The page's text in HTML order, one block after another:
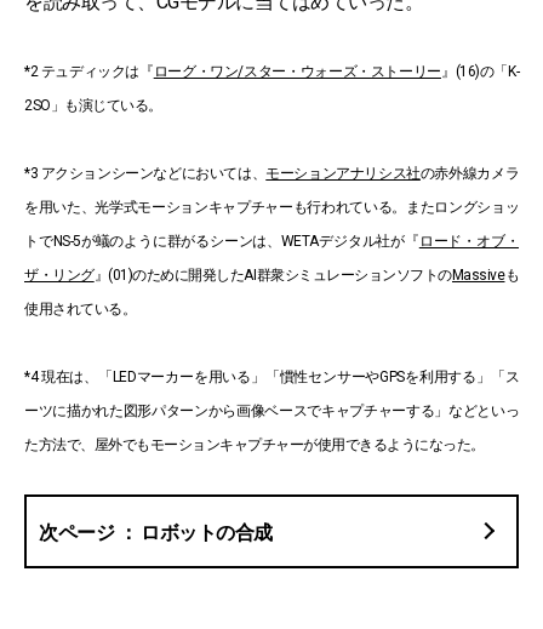
*2 テュディックは『 ローグ・ワン/スター・ウォーズ・ストーリー 』(16)の「K-
2SO」も演じている。
*3 アクションシーンなどにおいては、 モーションアナリシス社の赤外線カメラ
を用いた、光学式モーションキャプチャーも行われている。またロングショッ
トでNS-5が蟻のように群がるシーンは、WETAデジタル社が『 ロード・オブ・
ザ・リング』(01)のために開発したAI群衆シミュレーションソフトのMassiveも
使用されている。
*4 現在は、「LEDマーカーを用いる」「慣性センサーやGPSを利用する」「ス
ーツに描かれた図形パターンから画像ベースでキャプチャーする」などといっ
た方法で、屋外でもモーションキャプチャーが使用できるようになった。
ロボットの合成